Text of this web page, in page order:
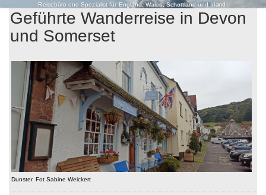
Reisebüro und Spezialist für England, Wales, Schottland und Irland
Geführte Wanderreise in Devon
und Somerset
Dunster. Fot Sabine Weickert